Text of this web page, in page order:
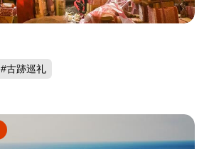
#古跡巡礼